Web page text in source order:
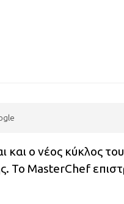
και ο νέος κύκλος
Το MasterChef